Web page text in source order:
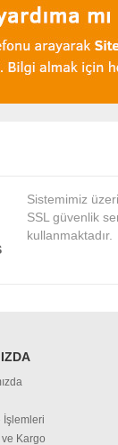
Sistemimiz
SSL güvenlik
kullanmaktadır.
İşlemleri
Kargo